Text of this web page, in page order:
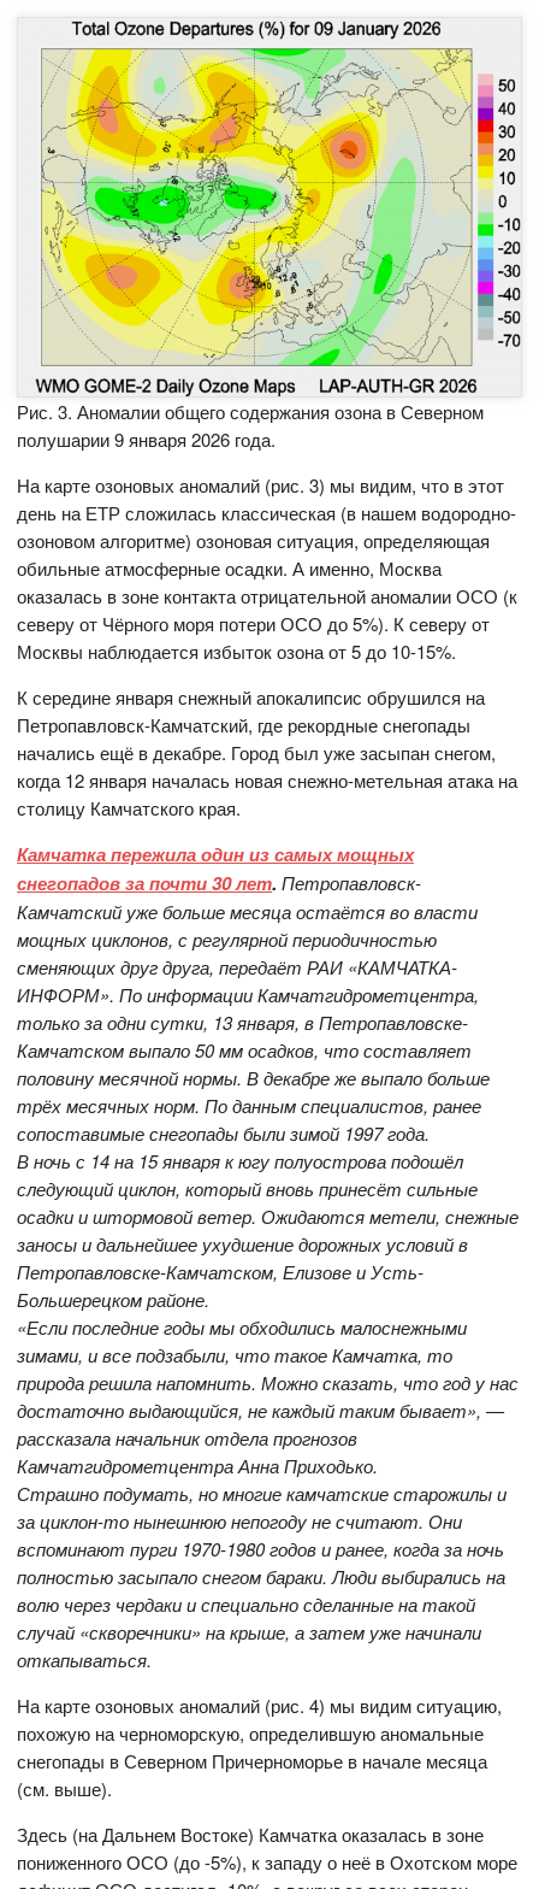
Рис. 3. Аномалии общего содержания озона в Северном
полушарии 9 января 2026 года.
На карте озоновых аномалий (рис. 3) мы видим, что в этот
день на ЕТР сложилась классическая (в нашем водородно-
озоновом алгоритме) озоновая ситуация, определяющая
обильные атмосферные осадки. А именно, Москва
оказалась в зоне контакта отрицательной аномалии ОСО (к
северу от Чёрного моря потери ОСО до 5%). К северу от
Москвы наблюдается избыток озона от 5 до 10-15%.
К середине января снежный апокалипсис обрушился на
Петропавловск-Камчатский, где рекордные снегопады
начались ещё в декабре. Город был уже засыпан снегом,
когда 12 января началась новая снежно-метельная атака на
столицу Камчатского края.
Камчатка пережила один из самых мощных
снегопадов за почти 30 лет.Петропавловск-
Камчатский уже больше месяца остаётся во власти
мощных циклонов, с регулярной периодичностью
сменяющих друг друга, передаёт РАИ «КАМЧАТКА-
ИНФОРМ». По информации Камчатгидрометцентра,
только за одни сутки, 13 января, в Петропавловске-
Камчатском выпало 50 мм осадков, что составляет
половину месячной нормы. В декабре же выпало больше
трёх месячных норм. По данным специалистов, ранее
сопоставимые снегопады были зимой 1997 года.
В ночь с 14 на 15 января к югу полуострова подошёл
следующий циклон, который вновь принесёт сильные
осадки и штормовой ветер. Ожидаются метели, снежные
заносы и дальнейшее ухудшение дорожных условий в
Петропавловске-Камчатском, Елизове и Усть-
Большерецком районе.
«Если последние годы мы обходились малоснежными
зимами, и все подзабыли, что такое Камчатка, то
природа решила напомнить. Можно сказать, что год у нас
достаточно выдающийся, не каждый таким бывает», —
рассказала начальник отдела прогнозов
Камчатгидрометцентра Анна Приходько.
Страшно подумать, но многие камчатские старожилы и
за циклон-то нынешнюю непогоду не считают. Они
вспоминают пурги 1970-1980 годов и ранее, когда за ночь
полностью засыпало снегом бараки. Люди выбирались на
волю через чердаки и специально сделанные на такой
случай «скворечники» на крыше, а затем уже начинали
откапываться.
На карте озоновых аномалий (рис. 4) мы видим ситуацию,
похожую на черноморскую, определившую аномальные
снегопады в Северном Причерноморье в начале месяца
(см. выше).
Здесь (на Дальнем Востоке) Камчатка оказалась в зоне
пониженного ОСО (до -5%), к западу о неё в Охотском море